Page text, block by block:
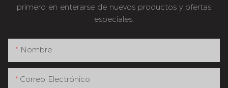
primero en enterarse de nuevos productos y ofertas
especiales.
Nombre
Correo Electrónico